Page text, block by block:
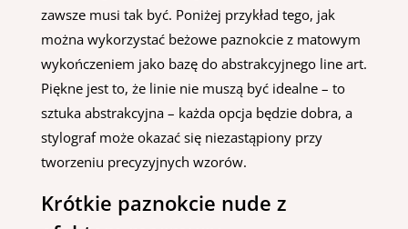
zawsze musi tak być. Poniżej przykład tego, jak
można wykorzystać beżowe paznokcie z matowym
wykończeniem jako bazę do abstrakcyjnego line art.
Piękne jest to, że linie nie muszą być idealne – to
sztuka abstrakcyjna – każda opcja będzie dobra, a
stylograf może okazać się niezastąpiony przy
tworzeniu precyzyjnych wzorów.
Krótkie paznokcie nude z